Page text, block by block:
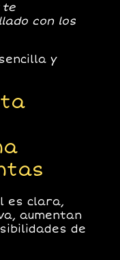
te
con los
y
es clara,
, aumentan
de